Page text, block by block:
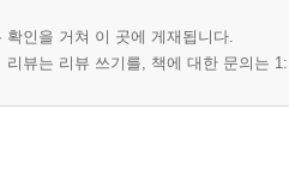
확인을 거쳐 이 곳에 게재됩니다.
리뷰는 리뷰 쓰기를, 책에 대한 문의는